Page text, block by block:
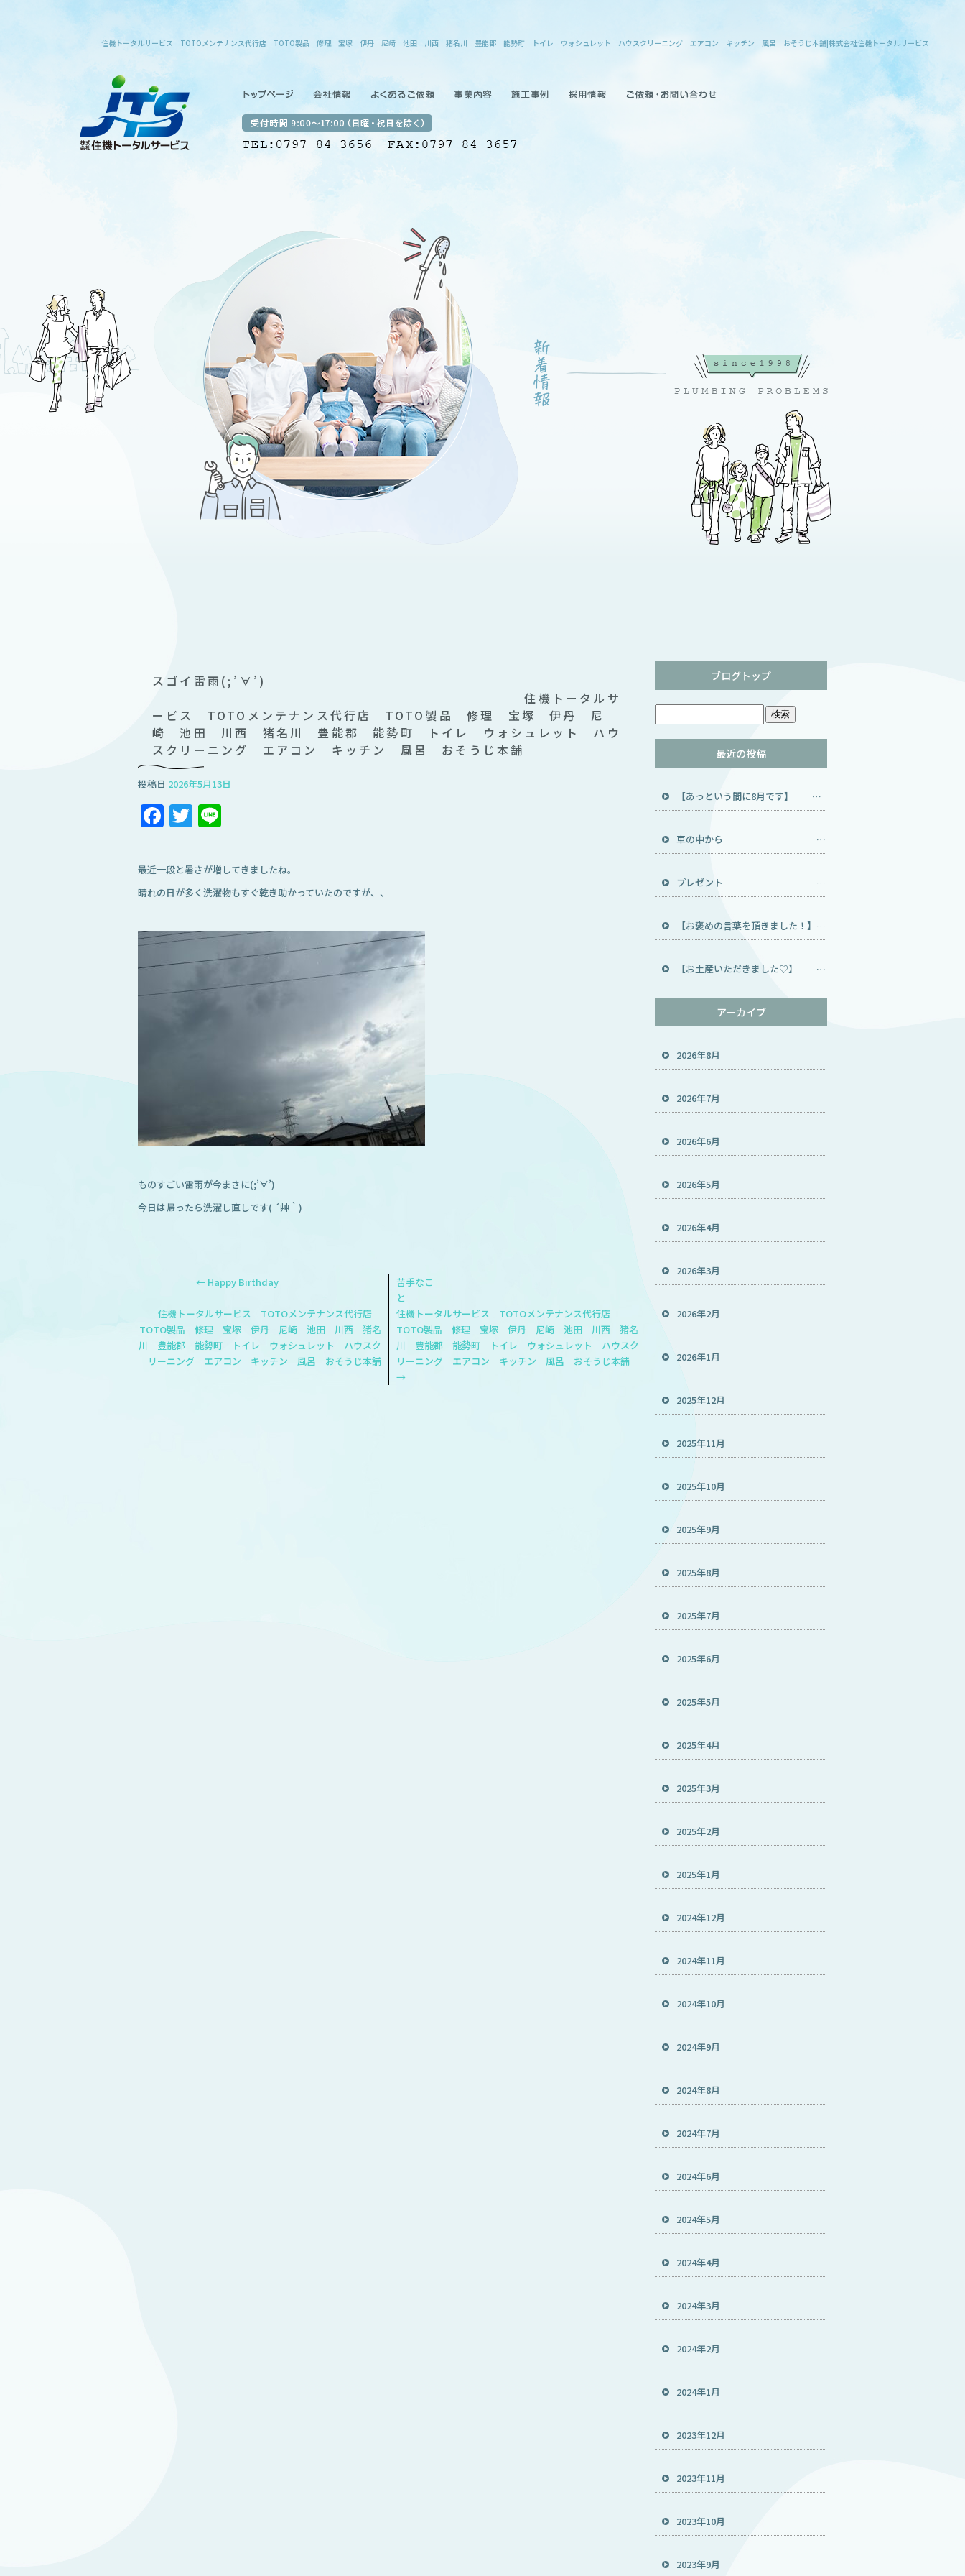
ンテナンス代行店 TOTO製品 修理 宝塚 伊丹 尼崎 池田 川西 猪名川 豊能郡 能勢町 トイレ ウォシュレット ハウスクリーニング エアコン キッチン 風呂 おそうじ本舗|株式会社住機トータルサービス
スゴイ雷雨(;’∀’)
住機トータルサ
ービス TOTOメンテナンス代行店 TOTO製品 修理 宝塚 伊丹 尼
崎 池田 川西 猪名川 豊能郡 能勢町 トイレ ウォシュレット ハウ
スクリーニング エアコン キッチン 風呂 おそうじ本舗
投稿日 2026年5月13日
Facebook
Twitter
最近一段と暑さが増してきましたね。
晴れの日が多く洗濯物もすぐ乾き助かっていたのですが、、
ものすごい雷雨が今まさに(;’∀’)
今日は帰ったら洗濯し直しです( ´艸｀)
← Happy Birthday
住機トータルサービス TOTOメンテナンス代行店
TOTO製品 修理 宝塚 伊丹 尼崎 池田 川西 猪名
川 豊能郡 能勢町 トイレ ウォシュレット ハウスク
リーニング エアコン キッチン 風呂 おそうじ本舗
苦手なこ
と
住機トータルサービス TOTOメンテナンス代行店
TOTO製品 修理 宝塚 伊丹 尼崎 池田 川西 猪名
川 豊能郡 能勢町 トイレ ウォシュレット ハウスク
リーニング エアコン キッチン 風呂 おそうじ本舗
→
ブログトップ
最近の投稿
【あっという間に8月です】 住機トータルサービス TOTOメンテナンス代行店 TOTO製品 修理 宝塚 伊丹 尼崎 池田 川西 猪名川 豊能郡 能勢町 トイレ ウォシュレット ハウスクリーニング エアコン キッチン 風呂 おそうじ本舗
車の中から 住機トータルサービス TOTOメンテナンス代行店 TOTO製品 修理 宝塚 伊丹 尼崎 池田 川西 猪名川 豊能郡 能勢町 トイレ ウォシュレット ハウスクリーニング エアコン キッチン 風呂 おそうじ本舗
プレゼント 住機トータルサービス TOTOメンテナンス代行店 TOTO製品 修理 宝塚 伊丹 尼崎 池田 川西 猪名川 豊能郡 能勢町 トイレ ウォシュレット ハウスクリーニング エアコン キッチン 風呂 おそうじ本舗
【お褒めの言葉を頂きました！】 住機トータルサービス TOTOメンテナンス代行店 TOTO製品 修理 宝塚 伊丹 尼崎 池田 川西 猪名川 豊能郡 能勢町 トイレ ウォシュレット ハウスクリーニング エアコン キッチン 風呂 おそうじ本舗
【お土産いただきました♡】 住機トータルサービス TOTOメンテナンス代行店 TOTO製品 修理 宝塚 伊丹 尼崎 池田 川西 猪名川 豊能郡 能勢町 トイレ ウォシュレット ハウスクリーニング エアコン キッチン 風呂 おそうじ本舗
アーカイブ
2026年8月
2026年7月
2026年6月
2026年5月
2026年4月
2026年3月
2026年2月
2026年1月
2025年12月
2025年11月
2025年10月
2025年9月
2025年8月
2025年7月
2025年6月
2025年5月
2025年4月
2025年3月
2025年2月
2025年1月
2024年12月
2024年11月
2024年10月
2024年9月
2024年8月
2024年7月
2024年6月
2024年5月
2024年4月
2024年3月
2024年2月
2024年1月
2023年12月
2023年11月
2023年10月
2023年9月